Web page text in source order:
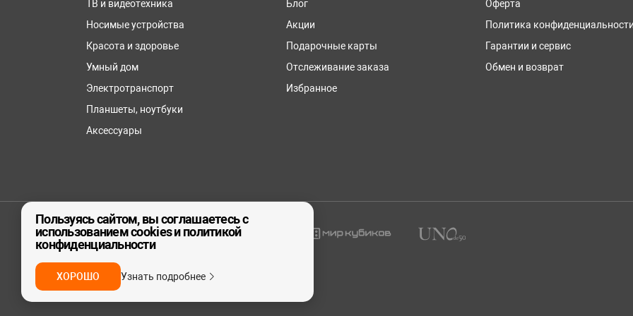
ТВ и видеотехника
Носимые устройства
Красота и здоровье
Умный дом
Электротранспорт
Планшеты, ноутбуки
Аксессуары
Блог
Акции
Подарочные карты
Отслеживание заказа
Избранное
Оферта
Политика
Гарантии и сервис
Обмен и возврат
© ООО «реСтор», 2026
Пользуясь сайтом, вы соглашаетесь с
использованием cookies и политикой
конфиденциальности
ХОРОШО Узнать подробнее